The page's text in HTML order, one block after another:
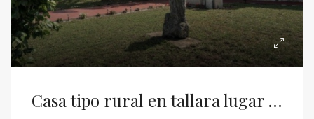
Casa tipo rural en tallara lugar abeixon